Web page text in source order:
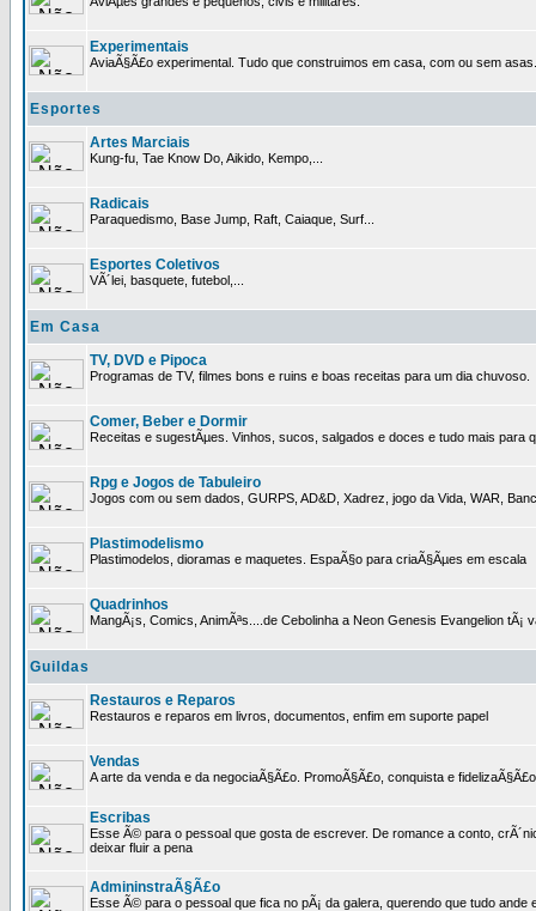
Experimentais
AviaÃ§Ã£o experimental. Tudo que construimos em casa, com ou sem asas.
Esportes
Artes Marciais
Kung-fu, Tae Know Do, Aikido, Kempo,...
Radicais
Paraquedismo, Base Jump, Raft, Caiaque, Surf...
Esportes Coletivos
VÃ´lei, basquete, futebol,...
Em Casa
TV, DVD e Pipoca
Programas de TV, filmes bons e ruins e boas receitas para um dia chuvoso.
Comer, Beber e Dormir
Receitas e sugestÃµes. Vinhos, sucos, salgados e doces e tudo mais para
Rpg e Jogos de Tabuleiro
Jogos com ou sem dados, GURPS, AD&D, Xadrez, jogo da Vida, WAR,
Plastimodelismo
Plastimodelos, dioramas e maquetes. EspaÃ§o para criaÃ§Ãµes em escala
Quadrinhos
MangÃ¡s, Comics, AnimÃªs....de Cebolinha a Neon Genesis Evangelion tÃ¡
Guildas
Restauros e Reparos
Restauros e reparos em livros, documentos, enfim em suporte papel
Vendas
A arte da venda e da negociaÃ§Ã£o. PromoÃ§Ã£o, conquista e
Escribas
Esse Ã© para o pessoal que gosta de escrever. De romance a conto,
deixar fluir a pena
AdmininstraÃ§Ã£o
Esse Ã© para o pessoal que fica no pÃ¡ da galera, querendo que tudo ande